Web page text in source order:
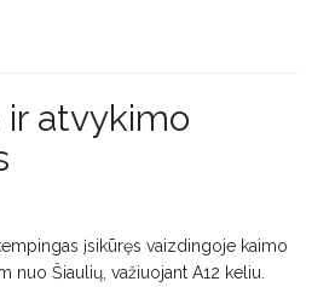
atvykimo
įsikūręs vaizdingoje kaimo
Šiaulių, važiuojant A12 keliu.